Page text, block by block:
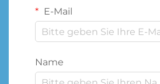
E-Mail
Name